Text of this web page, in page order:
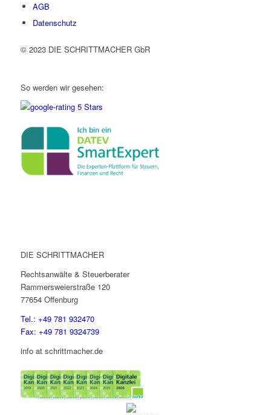
AGB
Datenschutz
© 2023 DIE SCHRITTMACHER GbR
So werden wir gesehen:
DIE SCHRITTMACHER
Rechtsanwälte & Steuerberater
Rammersweierstraße 120
77654 Offenburg
Tel.: +49 781 932470
Fax: +49 781 9324739
info at schrittmacher.de